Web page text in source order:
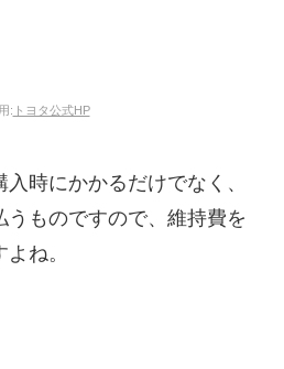
: トヨタ公式HP
時にかかるだけでなく、
ものですので、維持費を
ね。